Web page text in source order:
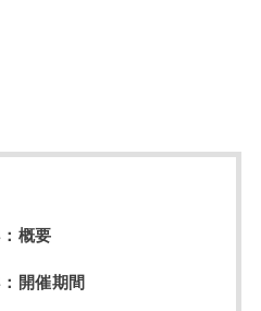
概要
開催期間